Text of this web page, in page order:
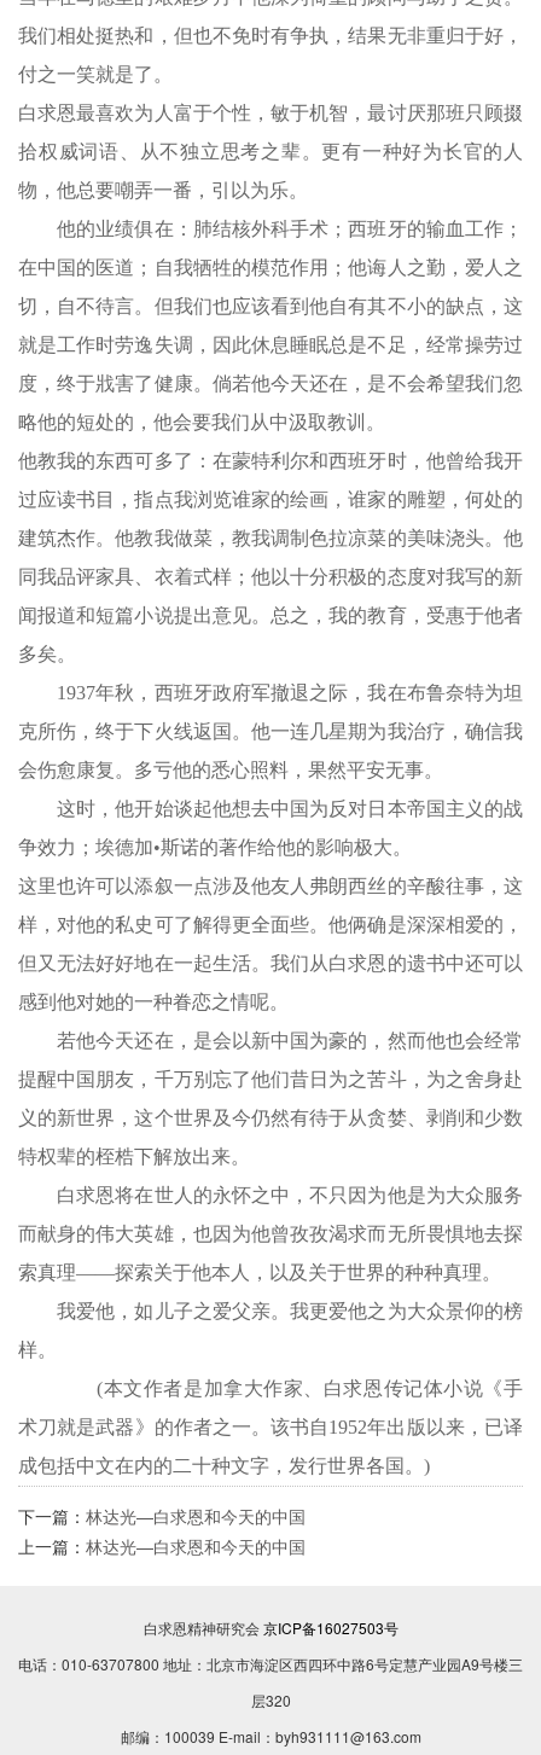
我们相处挺热和，但也不免时有争执，结果无非重归于好，
付之一笑就是了。
白求恩最喜欢为人富于个性，敏于机智，最讨厌那班只顾掇
拾权威词语、从不独立思考之辈。更有一种好为长官的人
物，他总要嘲弄一番，引以为乐。
他的业绩俱在：肺结核外科手术；西班牙的输血工作；
在中国的医道；自我牺牲的模范作用；他诲人之勤，爱人之
切，自不待言。但我们也应该看到他自有其不小的缺点，这
就是工作时劳逸失调，因此休息睡眠总是不足，经常操劳过
度，终于戕害了健康。倘若他今天还在，是不会希望我们忽
略他的短处的，他会要我们从中汲取教训。
他教我的东西可多了：在蒙特利尔和西班牙时，他曾给我开
过应读书目，指点我浏览谁家的绘画，谁家的雕塑，何处的
建筑杰作。他教我做菜，教我调制色拉凉菜的美味浇头。他
同我品评家具、衣着式样；他以十分积极的态度对我写的新
闻报道和短篇小说提出意见。总之，我的教育，受惠于他者
多矣。
1937年秋，西班牙政府军撤退之际，我在布鲁奈特为坦
克所伤，终于下火线返国。他一连几星期为我治疗，确信我
会伤愈康复。多亏他的悉心照料，果然平安无事。
这时，他开始谈起他想去中国为反对日本帝国主义的战
争效力；埃德加•斯诺的著作给他的影响极大。
这里也许可以添叙一点涉及他友人弗朗西丝的辛酸往事，这
样，对他的私史可了解得更全面些。他俩确是深深相爱的，
但又无法好好地在一起生活。我们从白求恩的遗书中还可以
感到他对她的一种眷恋之情呢。
若他今天还在，是会以新中国为豪的，然而他也会经常
提醒中国朋友，千万别忘了他们昔日为之苦斗，为之舍身赴
义的新世界，这个世界及今仍然有待于从贪婪、剥削和少数
特权辈的桎梏下解放出来。
白求恩将在世人的永怀之中，不只因为他是为大众服务
而献身的伟大英雄，也因为他曾孜孜渴求而无所畏惧地去探
索真理——探索关于他本人，以及关于世界的种种真理。
我爱他，如儿子之爱父亲。我更爱他之为大众景仰的榜
样。
(本文作者是加拿大作家、白求恩传记体小说《手
术刀就是武器》的作者之一。该书自1952年出版以来，已译
成包括中文在内的二十种文字，发行世界各国。)
下一篇： 林达光—白求恩和今天的中国
上一篇： 林达光—白求恩和今天的中国
白求恩精神研究会京ICP备16027503号
电话：010-63707800 地址：北京市海淀区西四环中路6号定慧产业园A9号楼三
层320
邮编：100039 E-mail：byh931111@163.com